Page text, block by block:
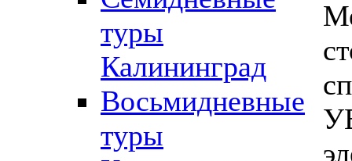
туры
Калининград
Восьмидневные
туры